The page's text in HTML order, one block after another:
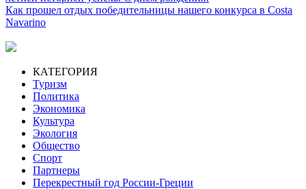
Как прошел отдых победительницы нашего конкурса в Costa
Navarino
КАТЕГОРИЯ
Туризм
Политика
Экономика
Культура
Экология
Общество
Спорт
Партнеры
Перекрестный год России-Греции